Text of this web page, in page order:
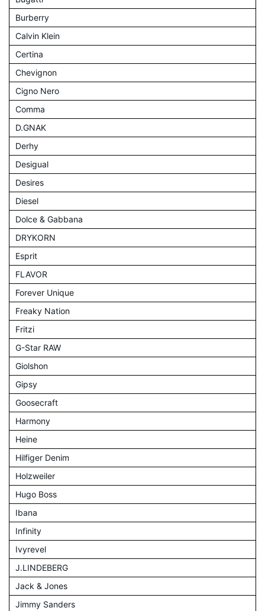
Burberry
Calvin Klein
Certina
Chevignon
Cigno Nero
Comma
D.GNAK
Derhy
Desigual
Desires
Diesel
Dolce & Gabbana
DRYKORN
Esprit
FLAVOR
Forever Unique
Freaky Nation
Fritzi
G-Star RAW
Giolshon
Gipsy
Goosecraft
Harmony
Heine
Hilfiger Denim
Holzweiler
Hugo Boss
Ibana
Infinity
Ivyrevel
J.LINDEBERG
Jack & Jones
Jimmy Sanders